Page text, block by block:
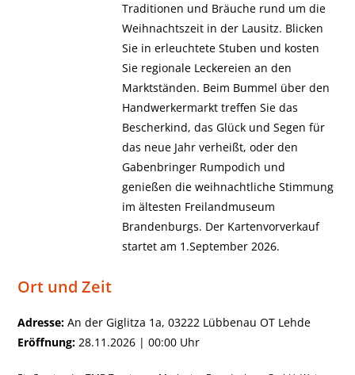
Traditionen und Bräuche rund um die
Weihnachtszeit in der Lausitz. Blicken
Sie in erleuchtete Stuben und kosten
Sie regionale Leckereien an den
Marktständen. Beim Bummel über den
Handwerkermarkt treffen Sie das
Bescherkind, das Glück und Segen für
das neue Jahr verheißt, oder den
Gabenbringer Rumpodich und
genießen die weihnachtliche Stimmung
im ältesten Freilandmuseum
Brandenburgs. Der Kartenvorverkauf
startet am 1.September 2026.
Ort und Zeit
Adresse: An der Giglitza 1a, 03222 Lübbenau OT Lehde
Eröffnung: 28.11.2026 | 00:00 Uhr